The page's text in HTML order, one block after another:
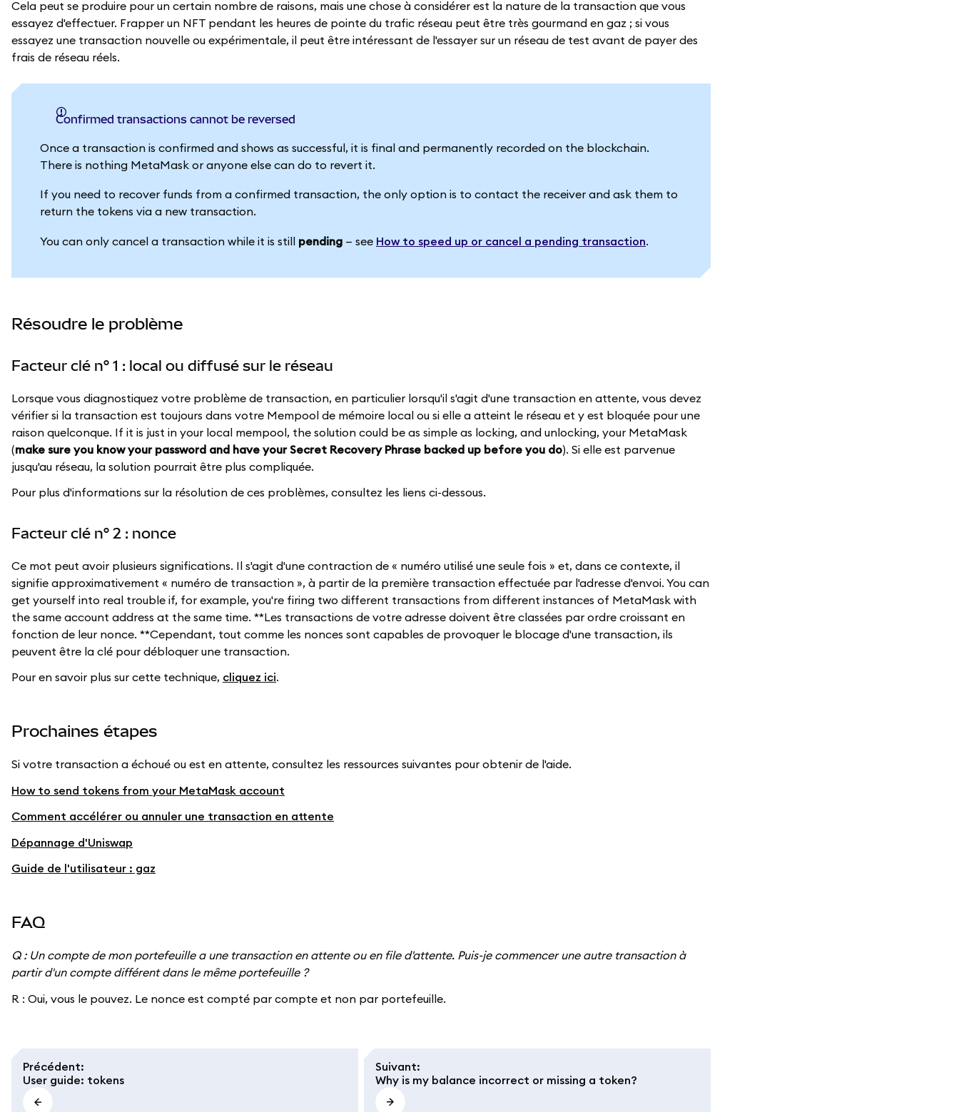
Cela peut se produire pour un certain nombre de raisons, mais une chose à considérer est la nature de la transaction que vous
essayez d'effectuer. Frapper un NFT pendant les heures de pointe du trafic réseau peut être très gourmand en gaz ; si vous
essayez une transaction nouvelle ou expérimentale, il peut être intéressant de l'essayer sur un réseau de test avant de payer des
frais de réseau réels.
Confirmed transactions cannot be reversed
Once a transaction is confirmed and shows as successful, it is final and permanently recorded on the blockchain.
There is nothing MetaMask or anyone else can do to revert it.
If you need to recover funds from a confirmed transaction, the only option is to contact the receiver and ask them to
return the tokens via a new transaction.
You can only cancel a transaction while it is still pending — see How to speed up or cancel a pending transaction.
Résoudre le problème
Facteur clé n° 1 : local ou diffusé sur le réseau
Lorsque vous diagnostiquez votre problème de transaction, en particulier lorsqu'il s'agit d'une transaction en attente, vous devez
vérifier si la transaction est toujours dans votre Mempool de mémoire local ou si elle a atteint le réseau et y est bloquée pour une
raison quelconque. If it is just in your local mempool, the solution could be as simple as locking, and unlocking, your MetaMask
(make sure you know your password and have your Secret Recovery Phrase backed up before you do). Si elle est parvenue
jusqu'au réseau, la solution pourrait être plus compliquée.
Pour plus d'informations sur la résolution de ces problèmes, consultez les liens ci-dessous.
Facteur clé n° 2 : nonce
Ce mot peut avoir plusieurs significations. Il s'agit d'une contraction de « numéro utilisé une seule fois » et, dans ce contexte, il
signifie approximativement « numéro de transaction », à partir de la première transaction effectuée par l'adresse d'envoi. You can
get yourself into real trouble if, for example, you're firing two different transactions from different instances of MetaMask with
the same account address at the same time. **Les transactions de votre adresse doivent être classées par ordre croissant en
fonction de leur nonce. **Cependant, tout comme les nonces sont capables de provoquer le blocage d'une transaction, ils
peuvent être la clé pour débloquer une transaction.
Pour en savoir plus sur cette technique, cliquez ici.
Prochaines étapes
Si votre transaction a échoué ou est en attente, consultez les ressources suivantes pour obtenir de l'aide.
How to send tokens from your MetaMask account
Comment accélérer ou annuler une transaction en attente
Dépannage d'Uniswap
Guide de l'utilisateur : gaz
FAQ
Q : Un compte de mon portefeuille a une transaction en attente ou en file d'attente. Puis-je commencer une autre transaction à
partir d'un compte différent dans le même portefeuille ?
R : Oui, vous le pouvez. Le nonce est compté par compte et non par portefeuille.
Précédent:
User guide: tokens
Suivant:
Why is my balance incorrect or missing a token?